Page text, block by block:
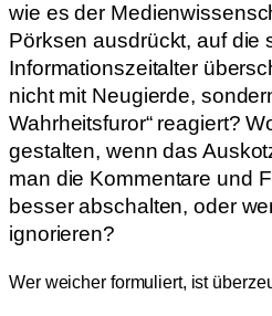
wie es der
Pörksen ausdrückt, auf die
Informationszeitalter
nicht mit Neugierde,
Wahrheitsfuror“ reagiert?
gestalten, wenn das
man die Kommentare und
besser abschalten, oder
ignorieren?
Wer weicher formuliert, ist